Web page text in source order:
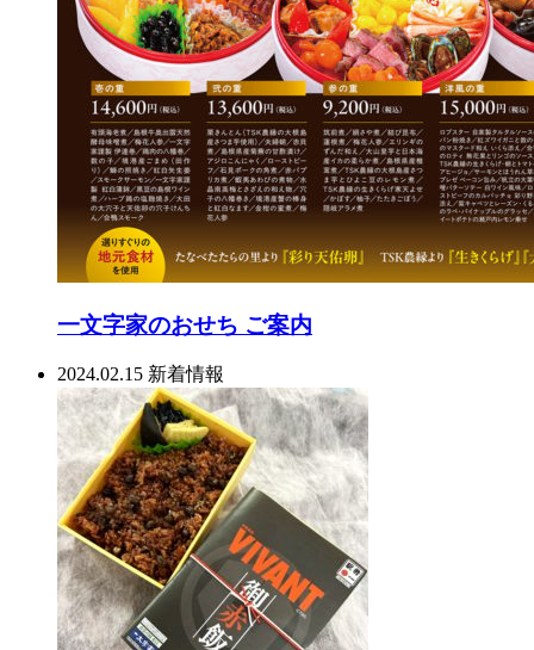
一文字家のおせち ご案内
2024.02.15 新着情報